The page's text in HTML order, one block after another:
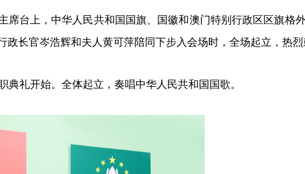
台上，中华人民共和国国旗、国徽和澳门特别行政区区旗格
长官岑浩辉和夫人黄可萍陪同下步入会场时，全场起立，热烈
礼开始。全体起立，奏唱中华人民共和国国歌。